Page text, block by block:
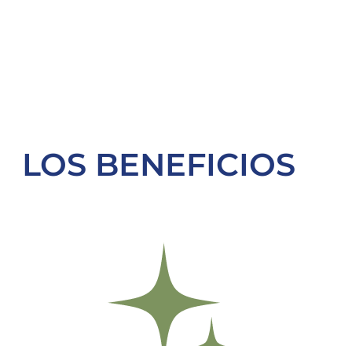
LOS BENEFICIOS